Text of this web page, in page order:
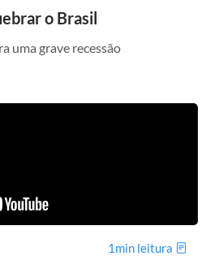
o Brasil
uma grave recessão
1min leitura